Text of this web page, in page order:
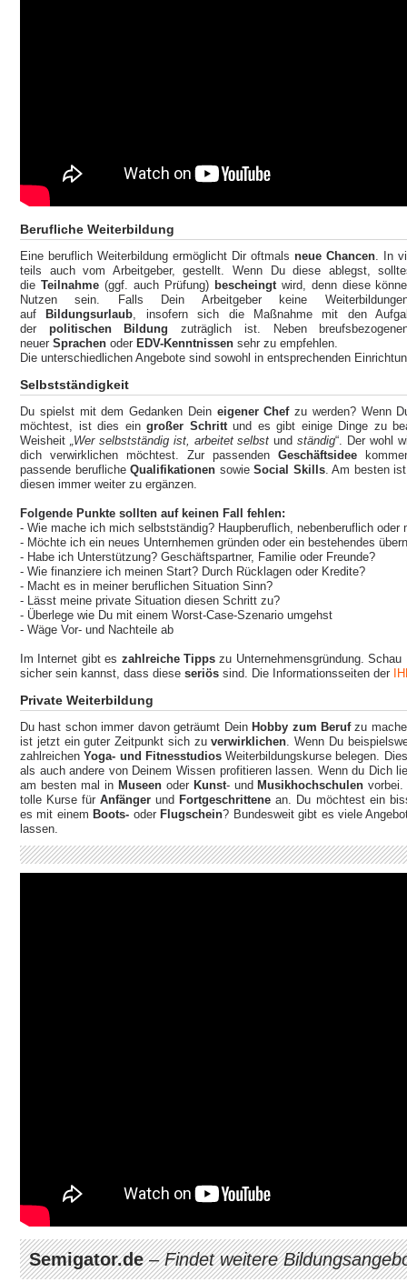
Berufliche Weiterbildung
Eine beruflich Weiterbildung ermöglicht Dir oftmals neue Chancen. In
teils auch vom Arbeitgeber, gestellt. Wenn Du diese ablegst,
die Teilnahme (ggf. auch Prüfung)bescheingtwird, denn diese
Nutzen sein. Falls Dein Arbeitgeber keine
auf Bildungsurlaub, insofern sich die Maßnahme mit den
der politischen Bildungzuträglich ist. Neben
neuer Sprachen oder EDV-Kenntnissen sehr zu empfehlen.
Die unterschiedlichen Angebote sind sowohl in entsprechenden
Selbstständigkeit
Du spielst mit dem Gedanken Deineigener Chef zu werden? Wenn
möchtest, ist dies eingroßer Schritt und es gibt einige Dinge zu
Weisheit „Wer selbstständig ist, arbeitetselbst undständig“. Der wohl
dich verwirklichen möchtest. Zur passenden Geschäftsidee
passende beruflicheQualifikationen sowie Social Skills. Am besten
diesen immer weiter zu ergänzen.
Folgende Punkte sollten auf keinen Fall fehlen:
- Wie mache ich mich selbstständig? Haupberuflich, nebenberuflich oder
- Möchte ich ein neues Unternhemen gründen oder ein bestehendes
- Habe ich Unterstützung? Geschäftspartner, Familie oder Freunde?
- Wie finanziere ich meinen Start? Durch Rücklagen oder Kredite?
- Macht es in meiner beruflichen Situation Sinn?
- Lässt meine private Situation diesen Schritt zu?
- Überlege wie Du mit einem Worst-Case-Szenario umgehst
- Wäge Vor- und Nachteile ab
Im Internet gibt es zahlreiche Tippszu Unternehmensgründung.
sicher sein kannst, dass diese seriös sind. Die Informationsseiten der
Private Weiterbildung
Du hast schon immer davon geträumt Dein Hobby zum Berufzu
ist jetzt ein guter Zeitpunkt sich zuverwirklichen. Wenn Du
zahlreichenYoga- und FitnesstudiosWeiterbildungskurse belegen.
als auch andere von Deinem Wissen profitieren lassen. Wenn du Dich
am besten mal in Museen oder Kunst- und Musikhochschulen vorbei.
tolle Kurse fürAnfängerund Fortgeschrittene an. Du möchtest ein
es mit einem Boots- oder Flugschein? Bundesweit gibt es viele
lassen.
Semigator.de–Findet weitere